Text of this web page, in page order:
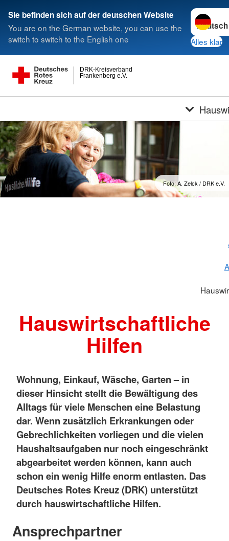
Sie befinden sich auf der deutschen Website
You are on the German website, you can use the
switch to switch to the English one
Sprache
Alles klar
Frankenberg e.V.
DRK-Kreisverband
Foto: A. Zelck / DRK e.V.
Hauswirtschaftliche
Hilfen
Wohnung, Einkauf, Wäsche, Garten – in
dieser Hinsicht stellt die Bewältigung des
Alltags für viele Menschen eine Belastung
dar. Wenn zusätzlich Erkrankungen oder
Gebrechlichkeiten vorliegen und die vielen
Haushaltsaufgaben nur noch eingeschränkt
abgearbeitet werden können, kann auch
schon ein wenig Hilfe enorm entlasten. Das
Deutsches Rotes Kreuz (DRK) unterstützt
durch hauswirtschaftliche Hilfen.
Ansprechpartner